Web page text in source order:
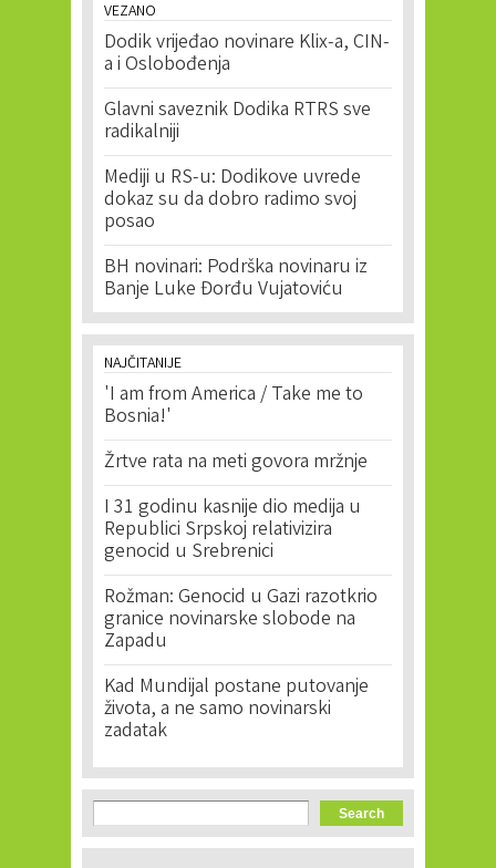
VEZANO
Dodik vrijeđao novinare Klix-a, CIN-
a i Oslobođenja
Glavni saveznik Dodika RTRS sve
radikalniji
Mediji u RS-u: Dodikove uvrede
dokaz su da dobro radimo svoj
posao
BH novinari: Podrška novinaru iz
Banje Luke Đorđu Vujatoviću
NAJČITANIJE
'I am from America / Take me to
Bosnia!'
Žrtve rata na meti govora mržnje
I 31 godinu kasnije dio medija u
Republici Srpskoj relativizira
genocid u Srebrenici
Rožman: Genocid u Gazi razotkrio
granice novinarske slobode na
Zapadu
Kad Mundijal postane putovanje
života, a ne samo novinarski
zadatak
Search form
Search